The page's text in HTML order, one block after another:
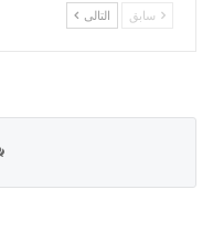
سابق التالى